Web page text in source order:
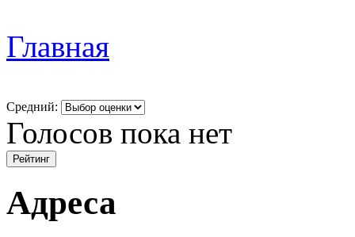
Главная
Средний:
Голосов пока нет
Адреса